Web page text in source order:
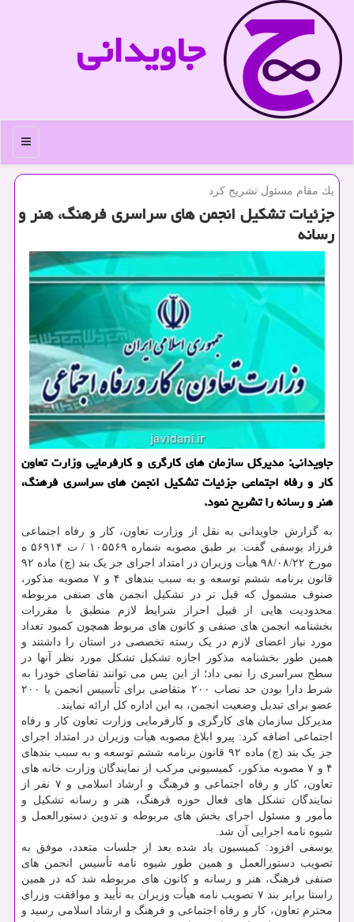
جاویدانی
منو
یك مقام مسئول تشریح كرد
جزئیات تشكیل انجمن های سراسری فرهنگ، هنر و
رسانه
جاویدانی: مدیركل سازمان های كارگری و كارفرمایی وزارت تعاون
كار و رفاه اجتماعی جزئیات تشكیل انجمن های سراسری فرهنگ،
هنر و رسانه را تشریح نمود.
به گزارش جاویدانی به نقل از وزارت تعاون، کار و رفاه اجتماعی
فرزاد یوسفی گفت: بر طبق مصوبه شماره ۱۰۵۵۶۹ / ت ۵۶۹۱۴ ه
مورخ ۲۲/‏۰۸/‏۹۸‬ هیأت وزیران در امتداد اجرای جز یک بند (چ) ماده ۹۲
قانون برنامه ششم توسعه و به سبب بندهای ۴ و ۷ مصوبه مذکور،
صنوف مشمول که قبل تر در تشکیل انجمن های صنفی مربوطه
محدودیت هایی از قبیل احراز شرایط لازم منطبق با مقررات
بخشنامه انجمن های صنفی و کانون های مربوط همچون کمبود تعداد
مورد نیاز اعضای لازم در یک رسته تخصصی در استان را داشتند و
همین طور بخشنامه مذکور اجازه تشکیل تشکل مورد نظر آنها در
سطح سراسری را نمی داد؛ از این پس می توانند تقاضای خودرا به
شرط دارا بودن حد نصاب ۲۰۰ متقاضی برای تأسیس انجمن یا ۲۰۰
عضو برای تبدیل وضعیت انجمن، به این اداره کل ارائه نمایند.
مدیرکل سازمان های کارگری و کارفرمایی وزارت تعاون کار و رفاه
اجتماعی اضافه کرد: پیرو ابلاغ مصوبه هیأت وزیران در امتداد اجرای
جز یک بند (چ) ماده ۹۲ قانون برنامه ششم توسعه و به سبب بندهای
۴ و ۷ مصوبه مذکور، کمیسیونی مرکب از نمایندگان وزارت خانه های
تعاون، کار و رفاه اجتماعی و فرهنگ و ارشاد اسلامی و ۷ نفر از
نمایندگان تشکل های فعال حوزه فرهنگ، هنر و رسانه تشکیل و
مأمور و مسئول اجرای بخش های مربوطه و تدوین دستورالعمل و
شیوه نامه اجرایی آن شد.
یوسفی افزود: کمیسیون یاد شده بعد از جلسات متعدد، موفق به
تصویب دستورالعمل و همین طور شیوه نامه تأسیس انجمن های
صنفی فرهنگ، هنر و رسانه و کانون های مربوطه شد که در همین
راستا برابر بند ۷ تصویب نامه هیأت وزیران به تأیید و موافقت وزرای
محترم تعاون، کار و رفاه اجتماعی و فرهنگ و ارشاد اسلامی رسید و